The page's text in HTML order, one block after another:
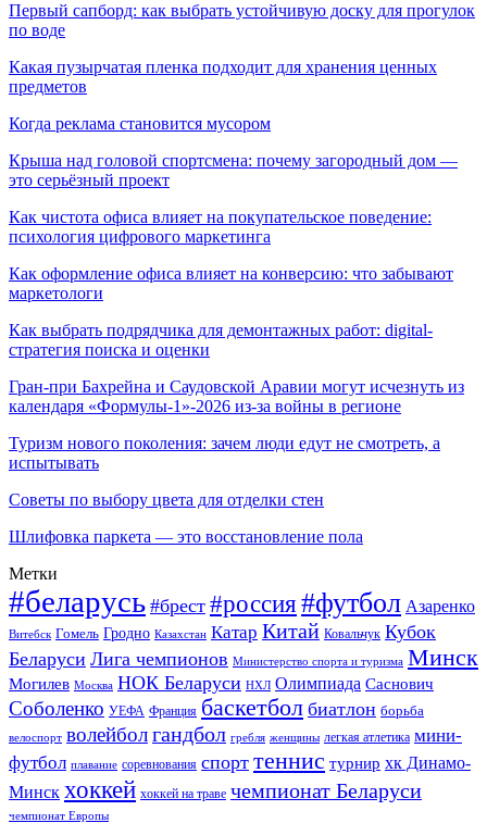
Первый сапборд: как выбрать устойчивую доску для прогулок
по воде
Какая пузырчатая пленка подходит для хранения ценных
предметов
Когда реклама становится мусором
Крыша над головой спортсмена: почему загородный дом —
это серьёзный проект
Как чистота офиса влияет на покупательское поведение:
психология цифрового маркетинга
Как оформление офиса влияет на конверсию: что забывают
маркетологи
Как выбрать подрядчика для демонтажных работ: digital-
стратегия поиска и оценки
Гран-при Бахрейна и Саудовской Аравии могут исчезнуть из
календаря «Формулы-1»-2026 из-за войны в регионе
Туризм нового поколения: зачем люди едут не смотреть, а
испытывать
Советы по выбору цвета для отделки стен
Шлифовка паркета — это восстановление пола
Метки
#беларусь #брест #россия#футбол Азаренко
Витебск Гомель Гродно Казахстан Катар Китай Ковальчук Кубок
Беларуси Лига чемпионов Министерство спорта и туризма Минск
Могилев Москва НОК Беларуси НХЛ Олимпиада Саснович
Соболенко УЕФА Франция баскетбол биатлон борьба
велоспорт волейболгандбол гребля женщины легкая атлетика мини-
футбол плавание соревнования спорт теннис турнир хк Динамо-
Минск хоккей хоккей на траве чемпионат Беларуси
чемпионат Европы